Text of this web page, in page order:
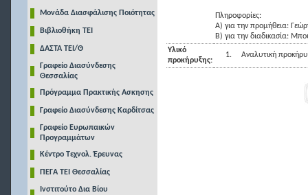
Μονάδα Διασφάλισης Ποιότητας
Βιβλιοθήκη ΤΕΙ
ΔΑΣΤΑ ΤΕΙ/Θ
Γραφείο Διασύνδεσης
Θεσσαλίας
Πρόγραμμα Πρακτικής Ασκησης
Γραφείο Διασύνδεσης Καρδίτσας
Γραφείο Ευρωπαικών
Προγραμμάτων
Κέντρο Τεχνολ. Έρευνας
ΠΕΓΑ ΤΕΙ Θεσσαλίας
Ινστιτούτο Δια Βίου
Πληροφορίες:
Α) για την προμήθεια:
Β) για την διαδικασία:
Υλικό
προκήρυξης:
1. Αναλυτική